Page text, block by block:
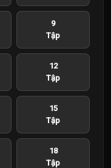
9
Tập
12
Tập
15
Tập
18
Tập